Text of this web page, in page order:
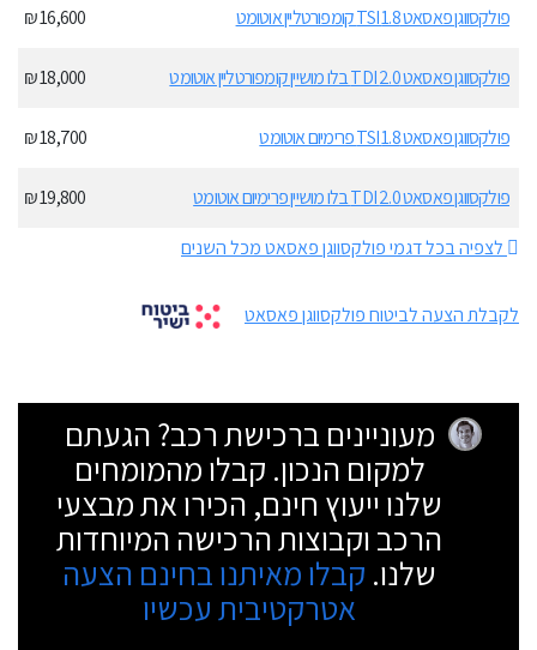
פולקסווגן פאסאט 1.8 TSI קומפורטליין אוטומט
16,600 ₪
פולקסווגן פאסאט 2.0 TDI בלו מושיין קומפורטליין אוטומט 18,000 ₪
פולקסווגן פאסאט 1.8 TSI פרימיום אוטומט 18,700 ₪
פולקסווגן פאסאט 2.0 TDI בלו מושיין פרימיום אוטומט
19,800 ₪
לצפיה בכל דגמי פולקסווגן פאסאט מכל השנים
לקבלת הצעה לביטוח פולקסווגן פאסאט
מעוניינים ברכישת רכב? הגעתם
למקום הנכון. קבלו מהמומחים
שלנו ייעוץ חינם, הכירו את מבצעי
הרכב וקבוצות הרכישה המיוחדות
שלנו. קבלו מאיתנו בחינם הצעה
אטרקטיבית עכשיו